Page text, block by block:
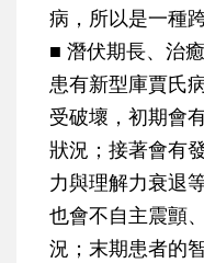
病，所以是一種
■ 潛伏期長、治
患有新型庫賈氏
受破壞，初期會
狀況；接著會有
力與理解力衰退
也會不自主震顫
況；末期患者的